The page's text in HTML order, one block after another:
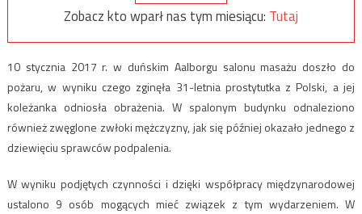
Zobacz kto wparł nas tym miesiącu: Tutaj
10 stycznia 2017 r. w duńskim Aalborgu salonu masażu doszło do
pożaru, w wyniku czego zginęła 31-letnia prostytutka z Polski, a jej
koleżanka odniosła obrażenia. W spalonym budynku odnaleziono
również zwęglone zwłoki mężczyzny, jak się później okazało jednego z
dziewięciu sprawców podpalenia.
W wyniku podjętych czynności i dzięki współpracy międzynarodowej
ustalono 9 osób mogących mieć związek z tym wydarzeniem. W